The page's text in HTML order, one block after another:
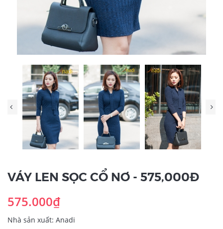
VÁY LEN SỌC CỔ NƠ - 575,000Đ
575.000₫
Nhà sản xuất: Anadi